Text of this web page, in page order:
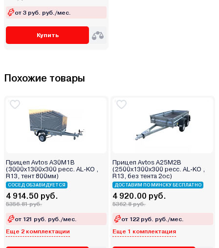
от 3 руб. руб./мес.
Купить
Похожие товары
Прицеп Avtos А30М1В
(3000х1300х300 ресс. AL-KO ,
R13, тент 800мм)
СОСЕД ОБЗАВИДУЕТСЯ
4 914.50 руб.
5356.81 руб.
от 121 руб. руб./мес.
Еще 2 комплектации
Прицеп Avtos А25М2В
(2500х1300х300 ресс. AL-KO ,
R13, без тента 2ос)
ДОСТАВИМ ПО МИНСКУ БЕСПЛАТНО
4 920.00 руб.
5362.8 руб.
от 122 руб. руб./мес.
Еще 1 комплектация